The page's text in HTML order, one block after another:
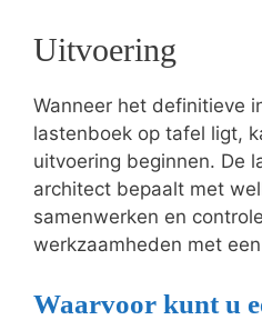
Uitvoering
Wanneer het definitieve
lastenboek op tafel ligt,
uitvoering beginnen. De
architect bepaalt met
samenwerken en
werkzaamheden met
Waarvoor kunt u